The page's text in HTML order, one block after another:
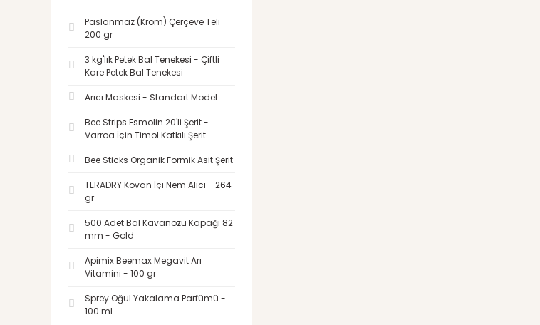
Paslanmaz (Krom) Çerçeve Teli
200 gr
3 kg'lık Petek Bal Tenekesi - Çiftli
Kare Petek Bal Tenekesi
Arıcı Maskesi - Standart Model
Bee Strips Esmolin 20'li Şerit -
Varroa İçin Timol Katkılı Şerit
Bee Sticks Organik Formik Asit Şerit
TERADRY Kovan İçi Nem Alıcı - 264
gr
500 Adet Bal Kavanozu Kapağı 82
mm - Gold
Apimix Beemax Megavit Arı
Vitamini - 100 gr
Sprey Oğul Yakalama Parfümü -
100 ml